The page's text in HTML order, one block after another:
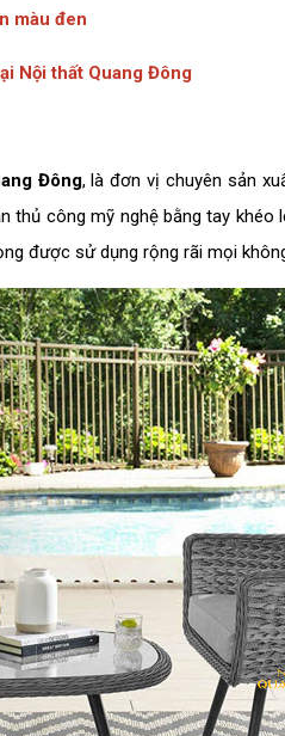
màu đen
Nội thất Quang Đông
Đông, là đơn vị chuyên sản
công mỹ nghệ bằng tay khéo
được sử dụng rộng rãi mọi